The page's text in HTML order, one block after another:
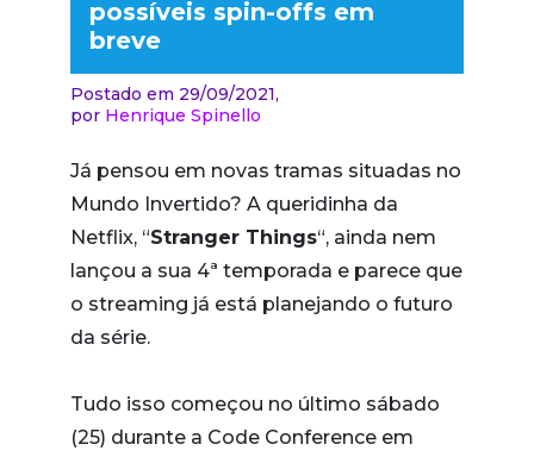
possíveis spin-offs em
breve
Postado em 29/09/2021,
por Henrique Spinello
Já pensou em novas tramas situadas no
Mundo Invertido? A queridinha da
Netflix, “Stranger Things“, ainda nem
lançou a sua 4ª temporada e parece que
o streaming já está planejando o futuro
da série.
Tudo isso começou no último sábado
(25) durante a Code Conference em